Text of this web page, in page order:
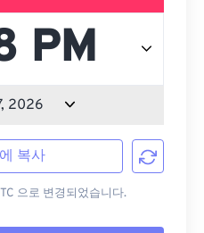
복사
으로 변경되었습니다.